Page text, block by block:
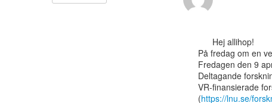
På fredag om en
Fredagen den 9
Deltagande
VR-finansierade
(https://lnu.se/